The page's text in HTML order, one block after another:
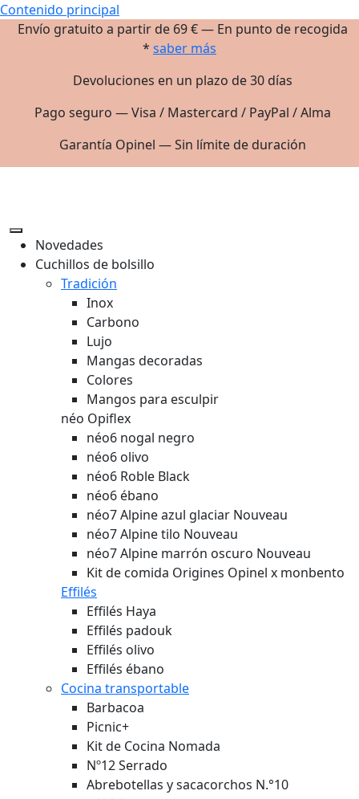
Contenido principal
Envío gratuito a partir de 69 € — En punto de recogida
* saber más
Devoluciones en un plazo de 30 días
Pago seguro — Visa / Mastercard / PayPal / Alma
Garantía Opinel — Sin límite de duración
Novedades
Cuchillos de bolsillo
Tradición
Inox
Carbono
Lujo
Mangas decoradas
Colores
Mangos para esculpir
néo Opiflex
néo6 nogal negro
néo6 olivo
néo6 Roble Black
néo6 ébano
néo7 Alpine azul glaciar Nouveau
néo7 Alpine tilo Nouveau
néo7 Alpine marrón oscuro Nouveau
Kit de comida Origines Opinel x monbento
Effilés
Effilés Haya
Effilés padouk
Effilés olivo
Effilés ébano
Cocina transportable
Barbacoa
Picnic+
Kit de Cocina Nomada
Nº12 Serrado
Abrebotellas y sacacorchos N.°10